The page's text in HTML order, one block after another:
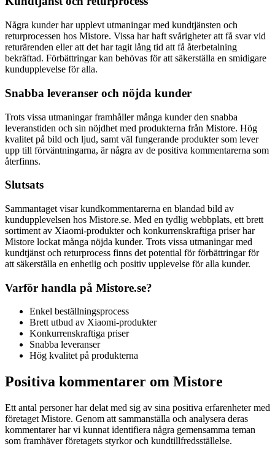
Några kunder har upplevt utmaningar med kundtjänsten och
returprocessen hos Mistore. Vissa har haft svårigheter att få svar vid
returärenden eller att det har tagit lång tid att få återbetalning
bekräftad. Förbättringar kan behövas för att säkerställa en smidigare
kundupplevelse för alla.
Snabba leveranser och nöjda kunder
Trots vissa utmaningar framhåller många kunder den snabba
leveranstiden och sin nöjdhet med produkterna från Mistore. Hög
kvalitet på bild och ljud, samt väl fungerande produkter som lever
upp till förväntningarna, är några av de positiva kommentarerna som
återfinns.
Slutsats
Sammantaget visar kundkommentarerna en blandad bild av
kundupplevelsen hos Mistore.se. Med en tydlig webbplats, ett brett
sortiment av Xiaomi-produkter och konkurrenskraftiga priser har
Mistore lockat många nöjda kunder. Trots vissa utmaningar med
kundtjänst och returprocess finns det potential för förbättringar för
att säkerställa en enhetlig och positiv upplevelse för alla kunder.
Varför handla på Mistore.se?
Enkel beställningsprocess
Brett utbud av Xiaomi-produkter
Konkurrenskraftiga priser
Snabba leveranser
Hög kvalitet på produkterna
Positiva kommentarer om Mistore
Ett antal personer har delat med sig av sina positiva erfarenheter med
företaget Mistore. Genom att sammanställa och analysera deras
kommentarer har vi kunnat identifiera några gemensamma teman
som framhäver företagets styrkor och kundtillfredsställelse.